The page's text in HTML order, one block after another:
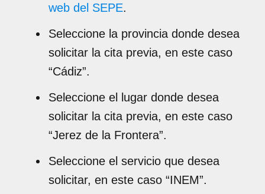
web del SEPE.
Seleccione la provincia donde desea
solicitar la cita previa, en este caso
“Cádiz”.
Seleccione el lugar donde desea
solicitar la cita previa, en este caso
“Jerez de la Frontera”.
Seleccione el servicio que desea
solicitar, en este caso “INEM”.